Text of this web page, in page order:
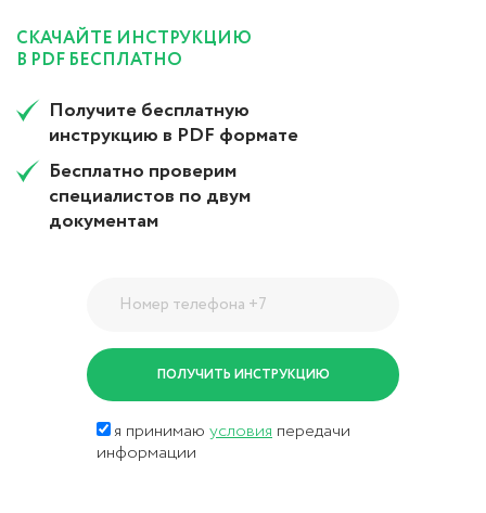
СКАЧАЙТЕ ИНСТРУКЦИЮ
В PDF БЕСПЛАТНО
Получите бесплатную
инструкцию в PDF формате
Бесплатно проверим
специалистов по двум
документам
я принимаю условия передачи
информации